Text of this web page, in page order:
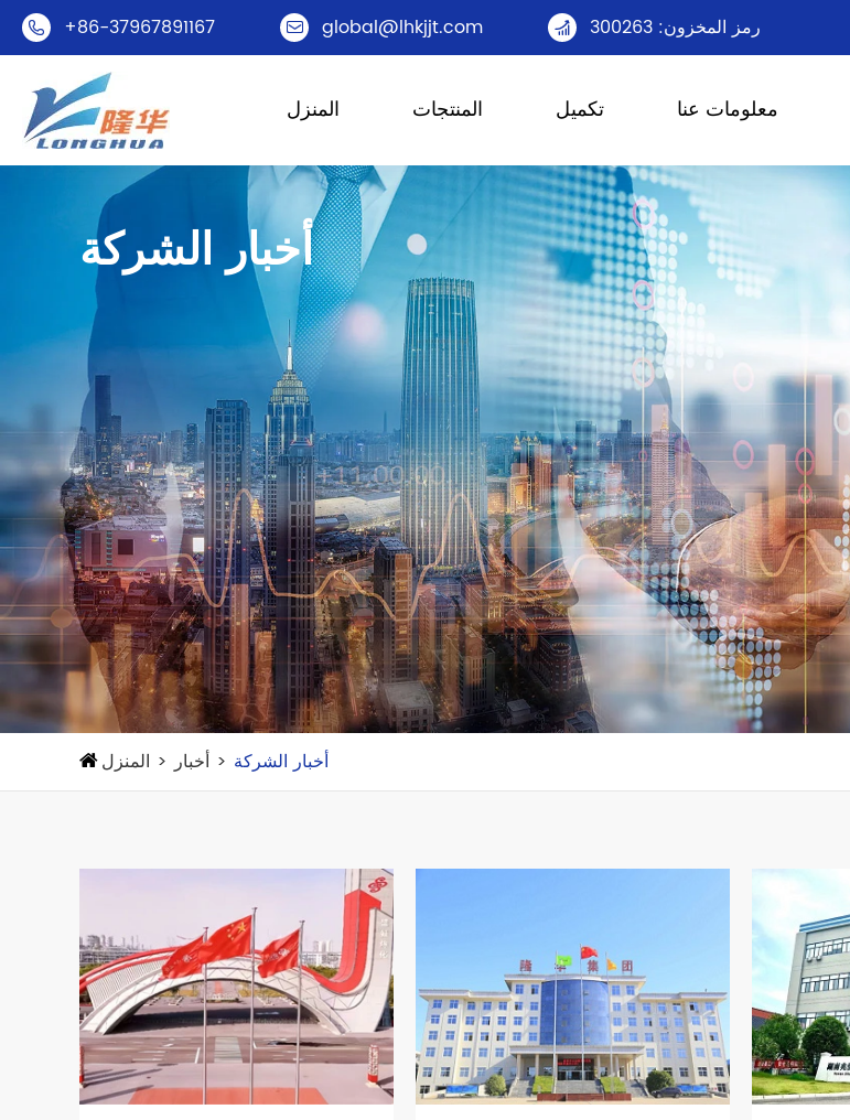
 +86-37967891167  global@lhkjjt.com  رمز المخزون: 300263
المنزل المنتجات تكميل معلومات عنا
أخبار الشركة
المنزل أخبار أخبار الشركة